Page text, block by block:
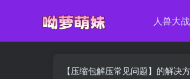
人兽大战
【压缩包解压常见问题】的解决